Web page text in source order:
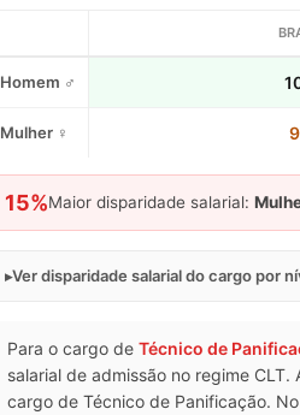
Homem ♂
Mulher ♀
15%Maior disparidade salarial:
Ver disparidade salarial do cargo por
Para o cargo de Técnico de
salarial de admissão no regime
cargo de Técnico de Panificação.